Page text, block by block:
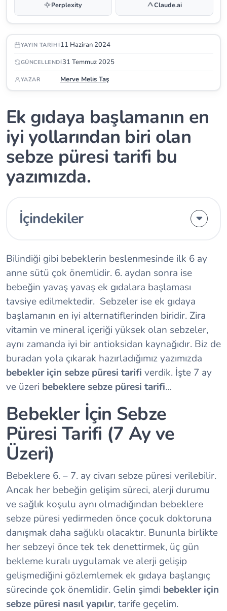
Perplexity Claude.ai
YAYIN TARIHI11 Haziran 2024
GÜNCELLENDI31 Temmuz 2025
YAZAR Merve Melis Taş
Ek gıdaya başlamanın en
iyi yollarından biri olan
sebze püresi tarifi bu
yazımızda.
İçindekiler
Bilindiği gibi bebeklerin beslenmesinde ilk 6 ay
anne sütü çok önemlidir. 6. aydan sonra ise
bebeğin yavaş yavaş ek gıdalara başlaması
tavsiye edilmektedir. Sebzeler ise ek gıdaya
başlamanın en iyi alternatiflerinden biridir. Zira
vitamin ve mineral içeriği yüksek olan sebzeler,
aynı zamanda iyi bir antioksidan kaynağıdır. Biz de
buradan yola çıkarak hazırladığımız yazımızda
bebekler için sebze püresi tarifi verdik. İşte 7 ay
ve üzeri bebeklere sebze püresi tarifi…
Bebekler İçin Sebze
Püresi Tarifi (7 Ay ve
Üzeri)
Bebeklere 6. – 7. ay civarı sebze püresi verilebilir.
Ancak her bebeğin gelişim süreci, alerji durumu
ve sağlık koşulu aynı olmadığından bebeklere
sebze püresi yedirmeden önce çocuk doktoruna
danışmak daha sağlıklı olacaktır. Bununla birlikte
her sebzeyi önce tek tek denettirmek, üç gün
bekleme kuralı uygulamak ve alerji gelişip
gelişmediğini gözlemlemek ek gıdaya başlangıç
sürecinde çok önemlidir. Gelin şimdi bebekler için
sebze püresi nasıl yapılır, tarife geçelim.